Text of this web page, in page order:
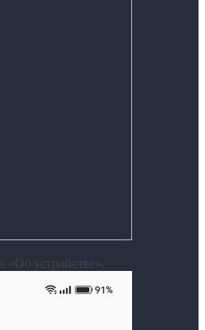
«Об устройстве».